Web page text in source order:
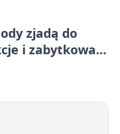
zjadą do
i zabytkowa